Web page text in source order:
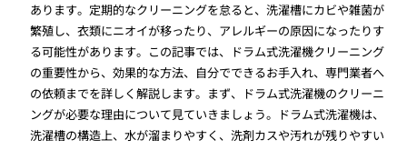
あります。定期的なクリーニングを怠ると、洗濯槽にカビや雑菌が
繁殖し、衣類にニオイが移ったり、アレルギーの原因になったりす
る可能性があります。この記事では、ドラム式洗濯機クリーニング
の重要性から、効果的な方法、自分でできるお手入れ、専門業者へ
の依頼までを詳しく解説します。まず、ドラム式洗濯機のクリーニ
ングが必要な理由について見ていきましょう。ドラム式洗濯機は、
洗濯槽の構造上、水が溜まりやすく、洗剤カスや汚れが残りやすい